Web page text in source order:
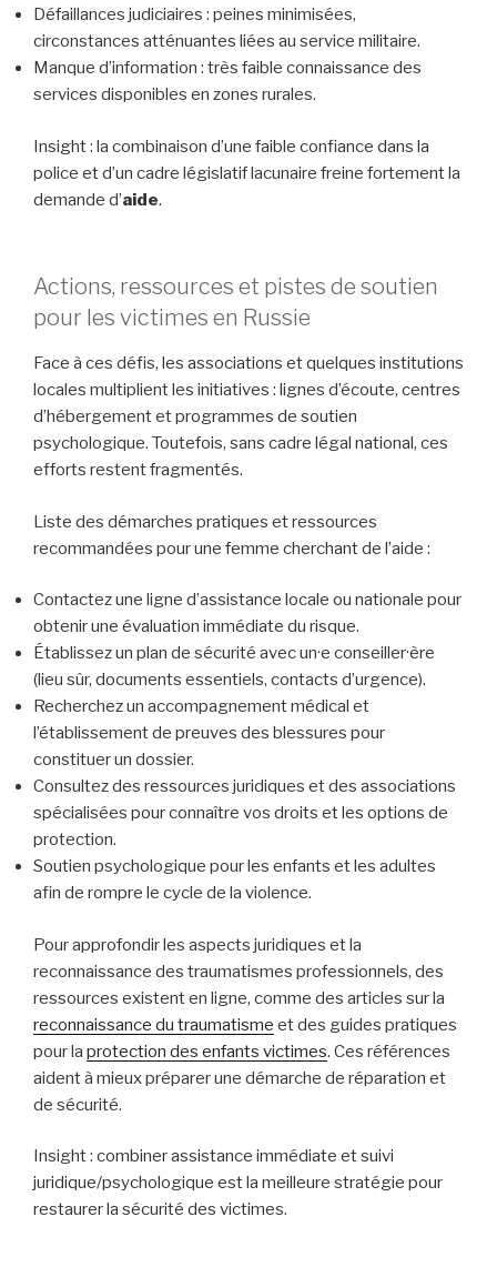
Défaillances judiciaires : peines minimisées,
circonstances atténuantes liées au service militaire.
Manque d’information : très faible connaissance des
services disponibles en zones rurales.
Insight : la combinaison d’une faible confiance dans la
police et d’un cadre législatif lacunaire freine fortement la
demande d’aide.
Actions, ressources et pistes de soutien
pour les victimes en Russie
Face à ces défis, les associations et quelques institutions
locales multiplient les initiatives : lignes d’écoute, centres
d’hébergement et programmes de soutien
psychologique. Toutefois, sans cadre légal national, ces
efforts restent fragmentés.
Liste des démarches pratiques et ressources
recommandées pour une femme cherchant de l’aide :
Contactez une ligne d’assistance locale ou nationale pour
obtenir une évaluation immédiate du risque.
Établissez un plan de sécurité avec un·e conseiller·ère
(lieu sûr, documents essentiels, contacts d’urgence).
Recherchez un accompagnement médical et
l’établissement de preuves des blessures pour
constituer un dossier.
Consultez des ressources juridiques et des associations
spécialisées pour connaître vos droits et les options de
protection.
Soutien psychologique pour les enfants et les adultes
afin de rompre le cycle de la violence.
Pour approfondir les aspects juridiques et la
reconnaissance des traumatismes professionnels, des
ressources existent en ligne, comme des articles sur la
reconnaissance du traumatisme et des guides pratiques
pour la protection des enfants victimes. Ces références
aident à mieux préparer une démarche de réparation et
de sécurité.
Insight : combiner assistance immédiate et suivi
juridique/psychologique est la meilleure stratégie pour
restaurer la sécurité des victimes.